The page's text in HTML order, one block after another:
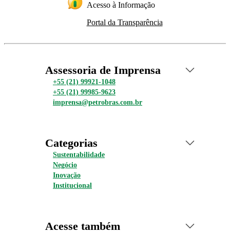
Acesso à Informação
Portal da Transparência
Assessoria de Imprensa
+55 (21) 99921-1048
+55 (21) 99985-9623
imprensa@petrobras.com.br
Categorias
Sustentabilidade
Negócio
Inovação
Institucional
Acesse também